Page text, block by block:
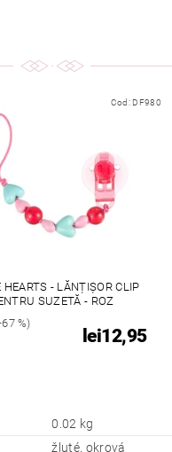
Cod: DF980
HEARTS - LĂNȚIȘOR CLIP
SUZETĂ - ROZ
%)
lei12,95
0.02 kg
žluté, okrová